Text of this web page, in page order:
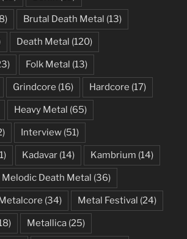
Brutal Death Metal (13)
Death Metal (120)
Folk Metal (13)
Grindcore (16) Hardcore (17)
Heavy Metal (65)
Interview (51)
Kadavar (14) Kambrium (14)
Melodic Death Metal (36)
(34) Metal Festival (24)
Metallica (25)